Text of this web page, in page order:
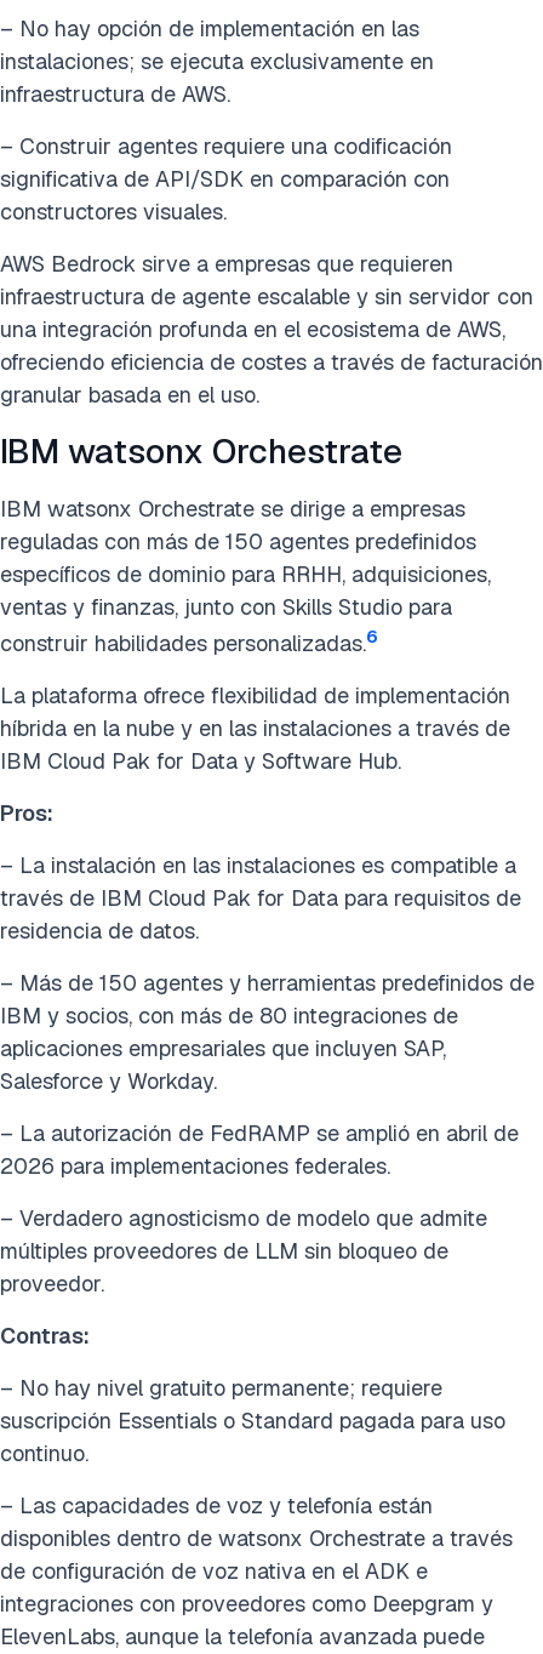
– No hay opción de implementación en las
instalaciones; se ejecuta exclusivamente en
infraestructura de AWS.
– Construir agentes requiere una codificación
significativa de API/SDK en comparación con
constructores visuales.
AWS Bedrock sirve a empresas que requieren
infraestructura de agente escalable y sin servidor con
una integración profunda en el ecosistema de AWS,
ofreciendo eficiencia de costes a través de facturación
granular basada en el uso.
IBM watsonx Orchestrate
IBM watsonx Orchestrate se dirige a empresas
reguladas con más de 150 agentes predefinidos
específicos de dominio para RRHH, adquisiciones,
ventas y finanzas, junto con Skills Studio para
construir habilidades personalizadas.6
La plataforma ofrece flexibilidad de implementación
híbrida en la nube y en las instalaciones a través de
IBM Cloud Pak for Data y Software Hub.
Pros:
– La instalación en las instalaciones es compatible a
través de IBM Cloud Pak for Data para requisitos de
residencia de datos.
– Más de 150 agentes y herramientas predefinidos de
IBM y socios, con más de 80 integraciones de
aplicaciones empresariales que incluyen SAP,
Salesforce y Workday.
– La autorización de FedRAMP se amplió en abril de
2026 para implementaciones federales.
– Verdadero agnosticismo de modelo que admite
múltiples proveedores de LLM sin bloqueo de
proveedor.
Contras:
– No hay nivel gratuito permanente; requiere
suscripción Essentials o Standard pagada para uso
continuo.
– Las capacidades de voz y telefonía están
disponibles dentro de watsonx Orchestrate a través
de configuración de voz nativa en el ADK e
integraciones con proveedores como Deepgram y
ElevenLabs, aunque la telefonía avanzada puede